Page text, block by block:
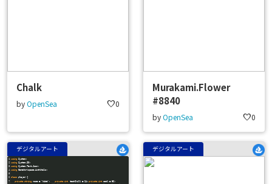
Chalk
byOpenSea favorite0
Murakami.Flower
#8840
byOpenSea favorite0
デジタルアート デジタルアート